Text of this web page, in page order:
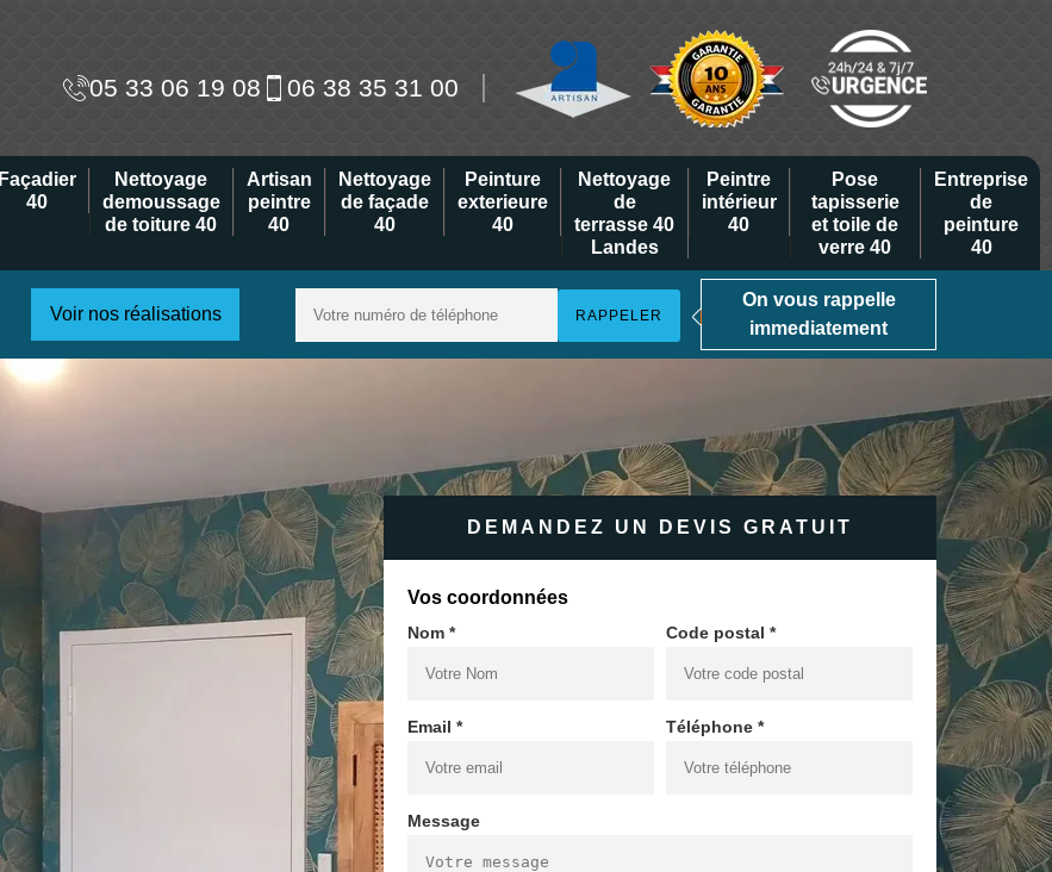
05 33 06 19 08 06 38 35 31 00
Façadier
40
Nettoyage
demoussage
de toiture 40
Artisan
peintre
40
Nettoyage
de façade
40
Peinture
exterieure
40
Nettoyage
de
terrasse 40
Landes
Peintre
intérieur
40
Pose
tapisserie
et toile de
verre 40
Entreprise
de
peinture
40
Voir nos réalisations
On vous rappelle
immediatement
DEMANDEZ UN DEVIS GRATUIT
Vos coordonnées
Nom * Code postal *
Email * Téléphone *
Message